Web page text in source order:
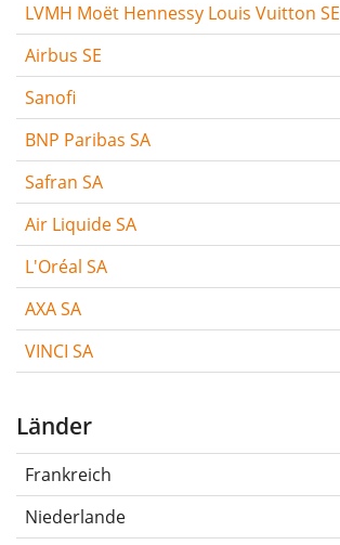
LVMH Moët Hennessy Louis Vuitton SE
Airbus SE
Sanofi
BNP Paribas SA
Safran SA
Air Liquide SA
L'Oréal SA
AXA SA
VINCI SA
Länder
Frankreich
Niederlande